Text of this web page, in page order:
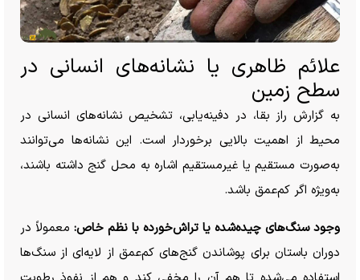
علائم ظاهری یا نشانه‌های انسانی در
سطح زمین
به گزارش راز بقا، در دفینه‌یابی، تشخیص نشانه‌های انسانی در
محیط از اهمیت بالایی برخوردار است. این نشانه‌ها می‌توانند
به‌صورت مستقیم یا غیرمستقیم اشاره به محل گنج داشته باشند،
به‌ویژه اگر کم‌عمق باشد.
وجود سنگ‌های چیده‌شده یا تراش‌خورده با نظم خاص: معمولاً در
دوران باستان برای پوشاندن گنج‌های کم‌عمق از لایه‌ای از سنگ‌ها